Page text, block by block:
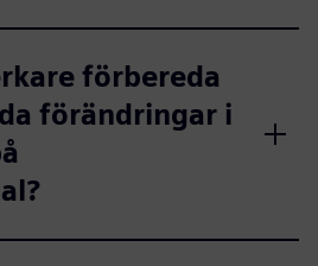
förbereda
förändringar i